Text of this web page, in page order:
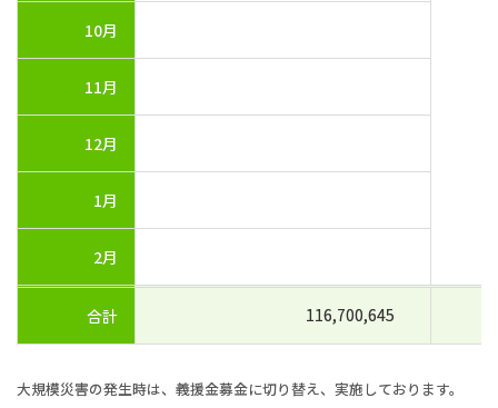
10月
11月
12月
1月
2月
合計 116,700,645
大規模災害の発生時は、義援金募金に切り替え、実施しております。